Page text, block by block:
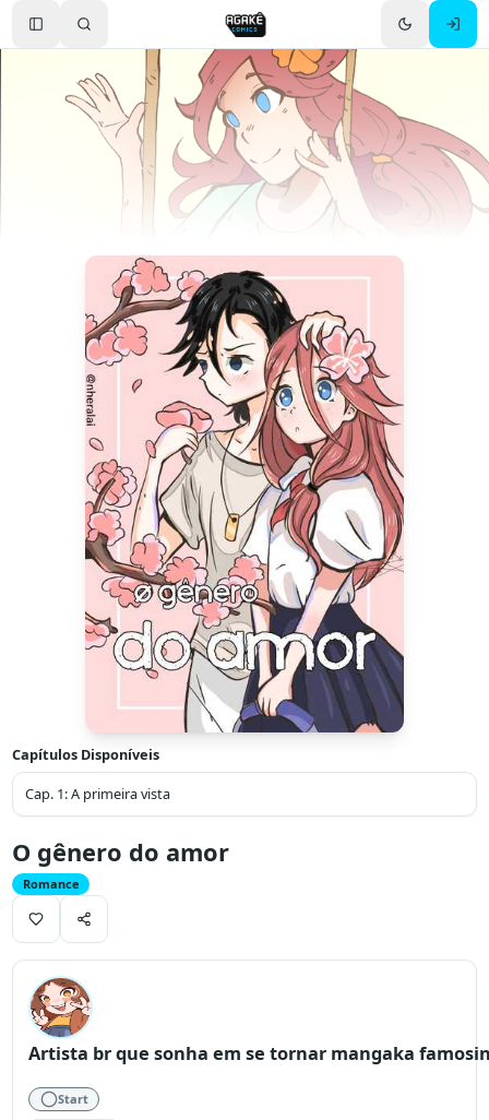
Toggle Sidebar
Capítulos Disponíveis
Cap. 1:A primeira vista
O gênero do amor
Romance
Artista br que sonha em se tornar mangaka
Start